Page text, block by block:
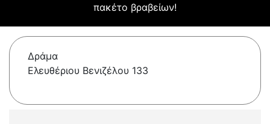
πακέτο βραβείων!
Δράμα
Ελευθέριου Βενιζέλου 133